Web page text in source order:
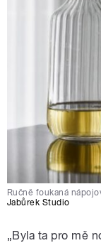
Ručně foukaná
Jabůrek Studio
„Byla ta pro mě